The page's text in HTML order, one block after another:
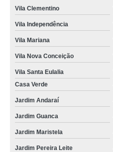
Vila Clementino
Vila Independência
Vila Mariana
Vila Nova Conceição
Vila Santa Eulalia
Casa Verde
Jardim Andaraí
Jardim Guanca
Jardim Maristela
Jardim Pereira Leite